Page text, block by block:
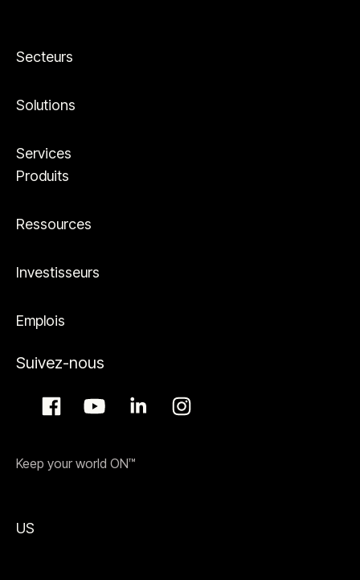
Secteurs
Solutions
Services
Produits
Ressources
Investisseurs
Emplois
Suivez-nous
Keep your world ON™
US